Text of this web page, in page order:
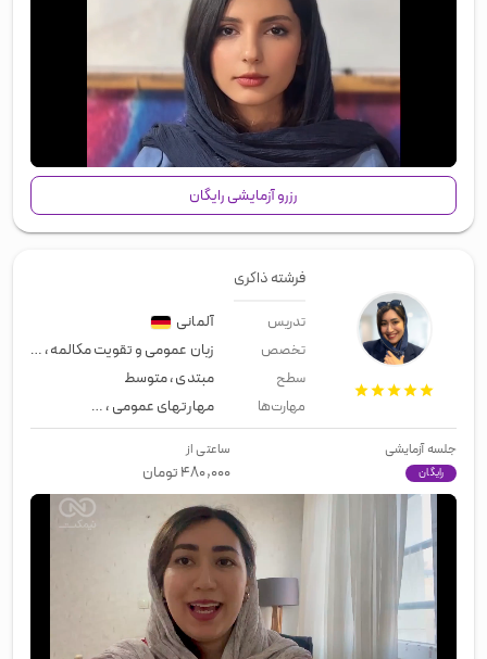
00:00/00:43
رزرو آزمایشی رایگان
فرشته ذاکری
تدریس آلمانی
تخصص زبان عمومی و تقویت مکالمه،
سطح مبتدی،متوسط
مهارت‌ها مهارتهای عمومی،زبان عمومی
جلسه آزمایشی
رایگان
ساعتی از
۴۸۰,۰۰۰تومان